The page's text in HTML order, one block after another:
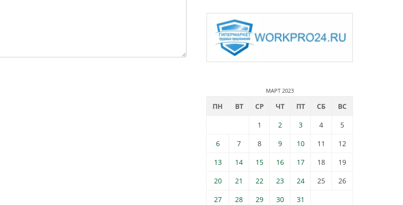
МАРТ 2023
ПН ВТ СР ЧТ ПТ СБ
ВС
1
2 3 4
5
6
7 8 9 10 11
12
13
14 15 16 17 18
19
20
21 22 23 24 25
26
27
28 29 30 31